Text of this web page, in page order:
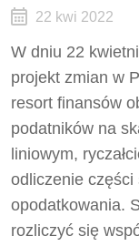
22 kwi 2022
W dniu 22
projekt zmian w
resort finansów
podatników na
liniowym,
odliczenie części
opodatkowania.
rozliczyć się